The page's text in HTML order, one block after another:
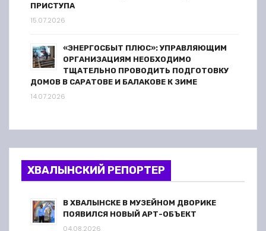
ПРИСТУПА
15.07.2026
«ЭНЕРГОСБЫТ ПЛЮС»: УПРАВЛЯЮЩИМ
ОРГАНИЗАЦИЯМ НЕОБХОДИМО
ТЩАТЕЛЬНО ПРОВОДИТЬ ПОДГОТОВКУ
ДОМОВ В САРАТОВЕ И БАЛАКОВЕ К ЗИМЕ
14.07.2026
ХВАЛЫНСКИЙ РЕПОРТЕР
В ХВАЛЫНСКЕ В МУЗЕЙНОМ ДВОРИКЕ
ПОЯВИЛСЯ НОВЫЙ АРТ-ОБЪЕКТ
04.08.2026